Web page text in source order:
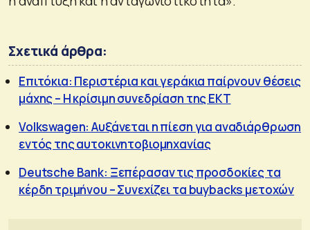
Σχετικά άρθρα:
Επιτόκια: Περιστέρια και γεράκια παίρνουν θέσεις
μάχης – Η κρίσιμη συνεδρίαση της ΕΚΤ
Volkswagen: Αυξάνεται η πίεση για αναδιάρθρωση
εντός της αυτοκινητοβιομηχανίας
Deutsche Bank: Ξεπέρασαν τις προσδοκίες τα
κέρδη τριμήνου – Συνεχίζει τα buybacks μετοχών